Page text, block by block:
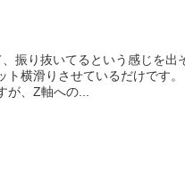
振り抜いてるという感じを出
ト横滑りさせているだけです
が、Z軸への...